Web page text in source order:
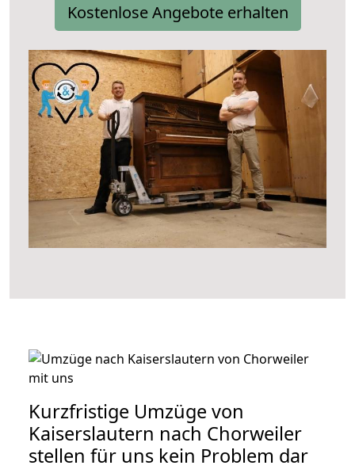
Kostenlose Angebote erhalten
Kurzfristige Umzüge von
Kaiserslautern nach Chorweiler
stellen für uns kein Problem dar